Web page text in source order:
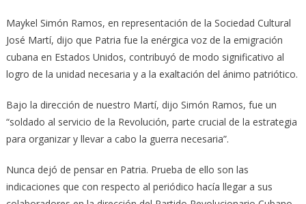
Maykel Simón Ramos, en representación de la Sociedad Cultural
José Martí, dijo que Patria fue la enérgica voz de la emigración
cubana en Estados Unidos, contribuyó de modo significativo al
logro de la unidad necesaria y a la exaltación del ánimo patriótico.
Bajo la dirección de nuestro Martí, dijo Simón Ramos, fue un
“soldado al servicio de la Revolución, parte crucial de la estrategia
para organizar y llevar a cabo la guerra necesaria”.
Nunca dejó de pensar en Patria. Prueba de ello son las
indicaciones que con respecto al periódico hacía llegar a sus